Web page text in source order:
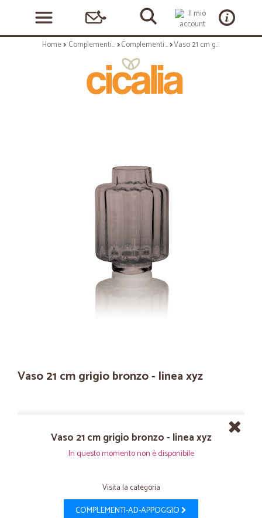
Home Complementi arredo Complementi ad appoggio Vaso 21 cm grigio bronzo - linea xyz
Vaso 21 cm grigio bronzo - linea xyz
Vaso 21 cm grigio bronzo - linea xyz
In questo momento non è disponibile
Visita la categoria
COMPLEMENTI-AD-APPOGGIO